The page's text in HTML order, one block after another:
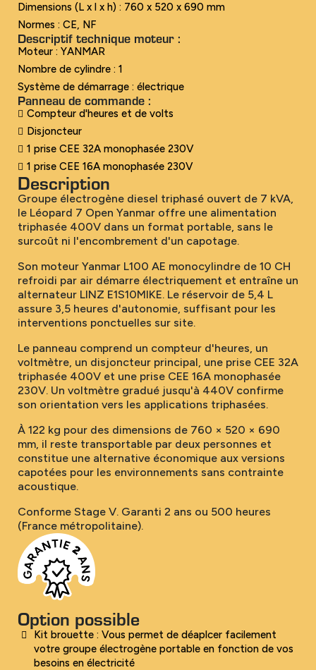
Dimensions (L x l x h) : 760 x 520 x 690 mm
Normes : CE, NF
Descriptif technique moteur :​
Moteur : YANMAR
Nombre de cylindre : 1
Système de démarrage : électrique
Panneau de commande :​
Compteur d'heures et de volts
Disjoncteur
1 prise CEE 32A monophasée 230V
1 prise CEE 16A monophasée 230V
Description
Groupe électrogène diesel triphasé ouvert de 7 kVA,
le Léopard 7 Open Yanmar offre une alimentation
triphasée 400V dans un format portable, sans le
surcoût ni l'encombrement d'un capotage.
Son moteur Yanmar L100 AE monocylindre de 10 CH
refroidi par air démarre électriquement et entraîne un
alternateur LINZ E1S10MIKE. Le réservoir de 5,4 L
assure 3,5 heures d'autonomie, suffisant pour les
interventions ponctuelles sur site.
Le panneau comprend un compteur d'heures, un
voltmètre, un disjoncteur principal, une prise CEE 32A
triphasée 400V et une prise CEE 16A monophasée
230V. Un voltmètre gradué jusqu'à 440V confirme
son orientation vers les applications triphasées.
À 122 kg pour des dimensions de 760 × 520 × 690
mm, il reste transportable par deux personnes et
constitue une alternative économique aux versions
capotées pour les environnements sans contrainte
acoustique.
Conforme Stage V. Garanti 2 ans ou 500 heures
(France métropolitaine).
Option possible
Kit brouette : Vous permet de déaplcer facilement
votre groupe électrogène portable en fonction de vos
besoins en électricité